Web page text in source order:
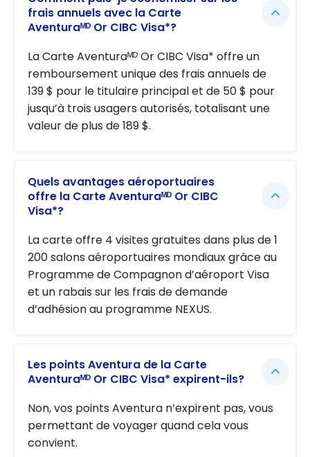
frais annuels avec la Carte
Aventuraᴹᴰ Or CIBC Visa*?
La Carte Aventuraᴹᴰ Or CIBC Visa* offre un
remboursement unique des frais annuels de
139 $ pour le titulaire principal et de 50 $ pour
jusqu’à trois usagers autorisés, totalisant une
valeur de plus de 189 $.
Quels avantages aéroportuaires
offre la Carte Aventuraᴹᴰ Or CIBC
Visa*?
La carte offre 4 visites gratuites dans plus de 1
200 salons aéroportuaires mondiaux grâce au
Programme de Compagnon d’aéroport Visa
et un rabais sur les frais de demande
d’adhésion au programme NEXUS.
Les points Aventura de la Carte
Aventuraᴹᴰ Or CIBC Visa* expirent-ils?
Non, vos points Aventura n’expirent pas, vous
permettant de voyager quand cela vous
convient.